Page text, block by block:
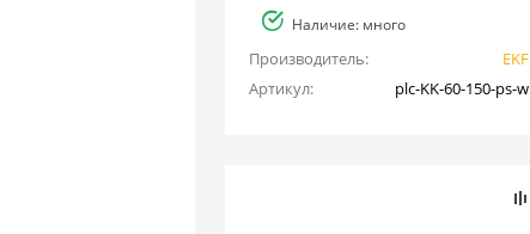
Наличие: много
Производитель:
EKF
Артикул:
plc-KK-60-150-ps-w